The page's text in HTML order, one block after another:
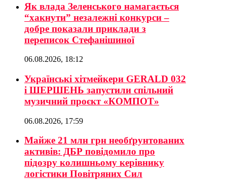
Як влада Зеленського намагається
“хакнути” незалежні конкурси –
добре показали приклади з
переписок Стефанішиної
06.08.2026, 18:12
Українські хітмейкери GERALD 032
і ШЕРШЕНЬ запустили спільний
музичний проєкт «КОМПОТ»
06.08.2026, 17:59
Майже 21 млн грн необґрунтованих
активів: ДБР повідомило про
підозру колишньому керівнику
логістики Повітряних Сил